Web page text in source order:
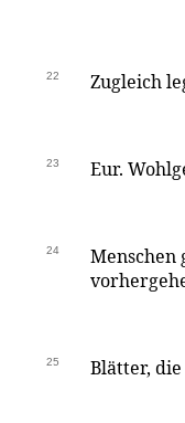
22 Zugleich
23 Eur.
24
Menschen
25 Blätter,